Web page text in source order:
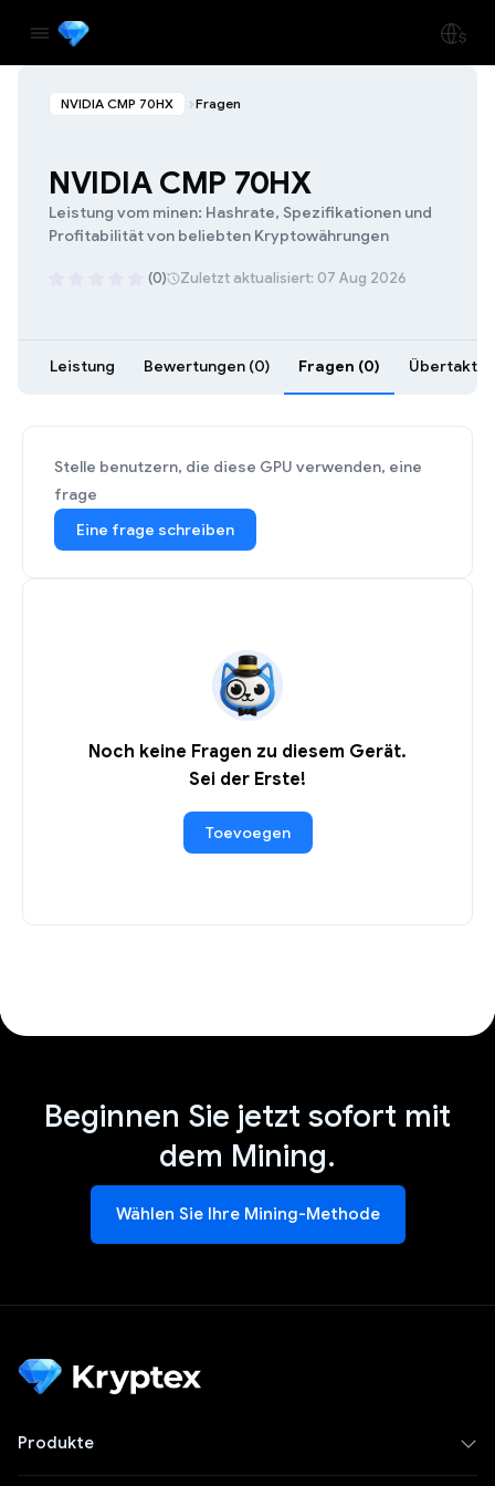
NVIDIA CMP 70HX Fragen
NVIDIA CMP 70HX
Leistung vom minen: Hashrate, Spezifikationen und
Profitabilität von beliebten Kryptowährungen
(0) Zuletzt aktualisiert: 07 Aug 2026
Leistung Bewertungen (0) Fragen (0)
Stelle benutzern, die diese GPU verwenden, eine
frage
Eine frage schreiben
Noch keine Fragen zu diesem Gerät.
Sei der Erste!
Toevoegen
Beginnen Sie jetzt sofort mit
dem Mining.
Wählen Sie Ihre Mining-Methode
Produkte